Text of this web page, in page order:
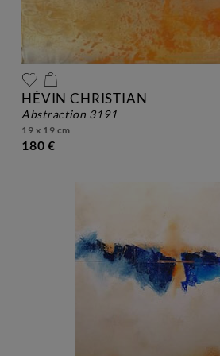
HÉVIN CHRISTIAN
abstraction 3191
19 x 19 cm
180 €